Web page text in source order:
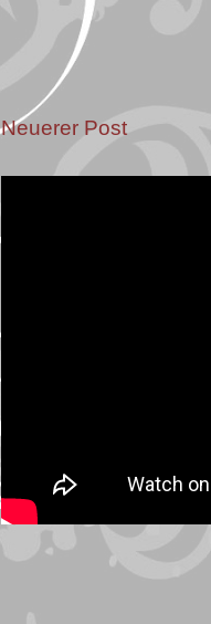
Neuerer Post